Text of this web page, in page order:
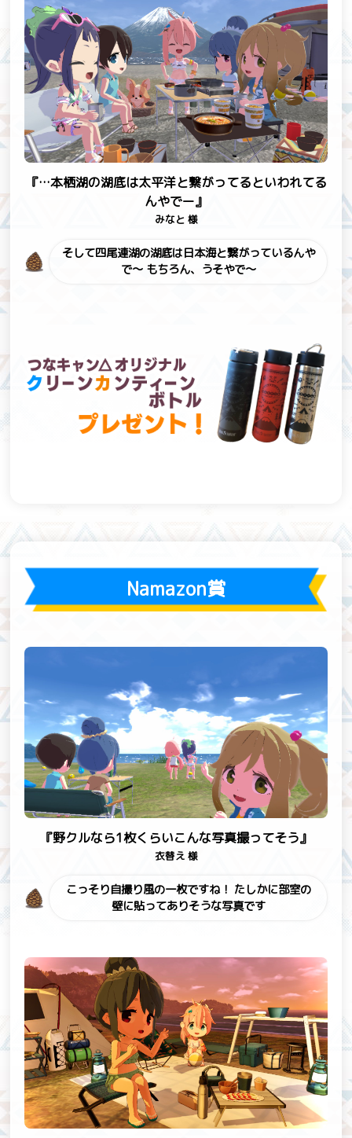
『…本栖湖の湖底は太平洋と繋がってるといわれてる
んやでー』
みなと 様
そして四尾連湖の湖底は日本海と繋がっているんや
で～もちろん、うそやで～
Namazon賞
『野クルなら1枚くらいこんな写真撮ってそう』
衣替え 様
こっそり自撮り風の一枚ですね！ たしかに部室の
壁に貼ってありそうな写真です